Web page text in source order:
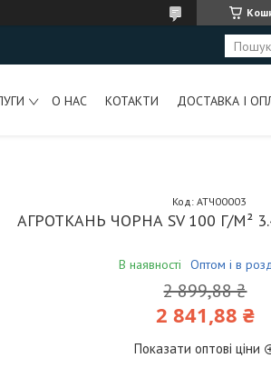
О НАС КОТАКТИ ДОСТАВКА І
АГРОТКАНЬ ЧОРНА SV 100 Г/М²
В наявності Оптом і в
Код:АТЧ00003
2 899,88 ₴
2 841,88 ₴
Показати оптові ціни